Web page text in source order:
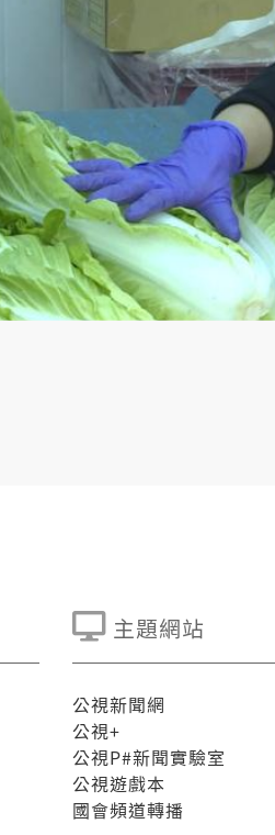
主題網站
公視新聞網
公視+
公視P#新聞實驗室
公視遊戲本
國會頻道轉播